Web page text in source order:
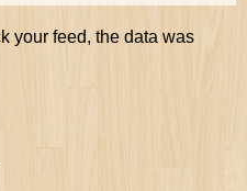
your feed, the data was